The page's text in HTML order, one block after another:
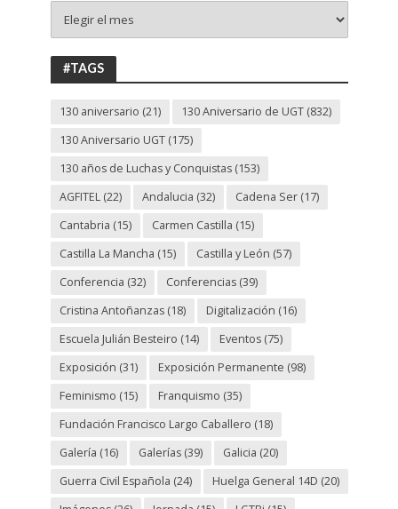
130
ANIVERSARIO
UGT
#TAGS
130 aniversario (21) 130 Aniversario de UGT(832)
130 Aniversario UGT(175)
130 años de Luchas y Conquistas(153)
AGFITEL(22) Andalucia (32) Cadena Ser(17)
Cantabria (15) Carmen Castilla (15)
Castilla La Mancha (15) Castilla y León (57)
Conferencia (32) Conferencias(39)
Cristina Antoñanzas(18) Digitalización (16)
Escuela Julián Besteiro (14) Eventos(75)
Exposición (31) Exposición Permanente (98)
Feminismo (15) Franquismo (35)
Fundación Francisco Largo Caballero (18)
Galería (16) Galerías(39) Galicia (20)
Guerra Civil Española (24) Huelga General 14D (20)